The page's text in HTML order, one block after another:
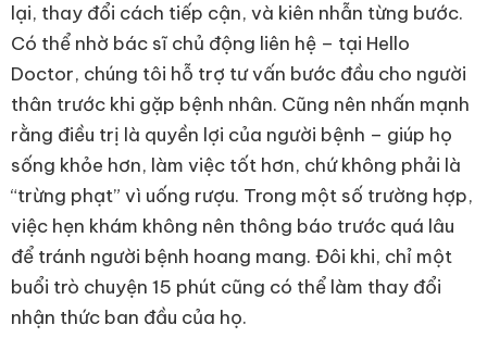
lại, thay đổi cách tiếp cận, và kiên nhẫn từng bước.
Có thể nhờ bác sĩ chủ động liên hệ – tại Hello
Doctor, chúng tôi hỗ trợ tư vấn bước đầu cho người
thân trước khi gặp bệnh nhân. Cũng nên nhấn mạnh
rằng điều trị là quyền lợi của người bệnh – giúp họ
sống khỏe hơn, làm việc tốt hơn, chứ không phải là
“trừng phạt” vì uống rượu. Trong một số trường hợp,
việc hẹn khám không nên thông báo trước quá lâu
để tránh người bệnh hoang mang. Đôi khi, chỉ một
buổi trò chuyện 15 phút cũng có thể làm thay đổi
nhận thức ban đầu của họ.